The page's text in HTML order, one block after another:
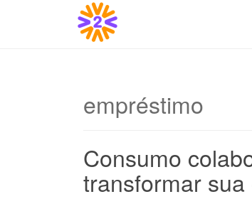
empréstimo
Consumo
transformar